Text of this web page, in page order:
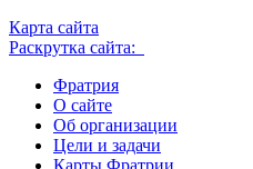
Карта сайта
Раскрутка сайта:
Фратрия
О сайте
Об организации
Цели и задачи
Карты Фратрии